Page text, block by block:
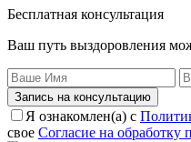
Бесплатная консультация
Ваш путь выздоровления
Запись на консультацию
Я ознакомлен(а) с
свое Согласие на обработку